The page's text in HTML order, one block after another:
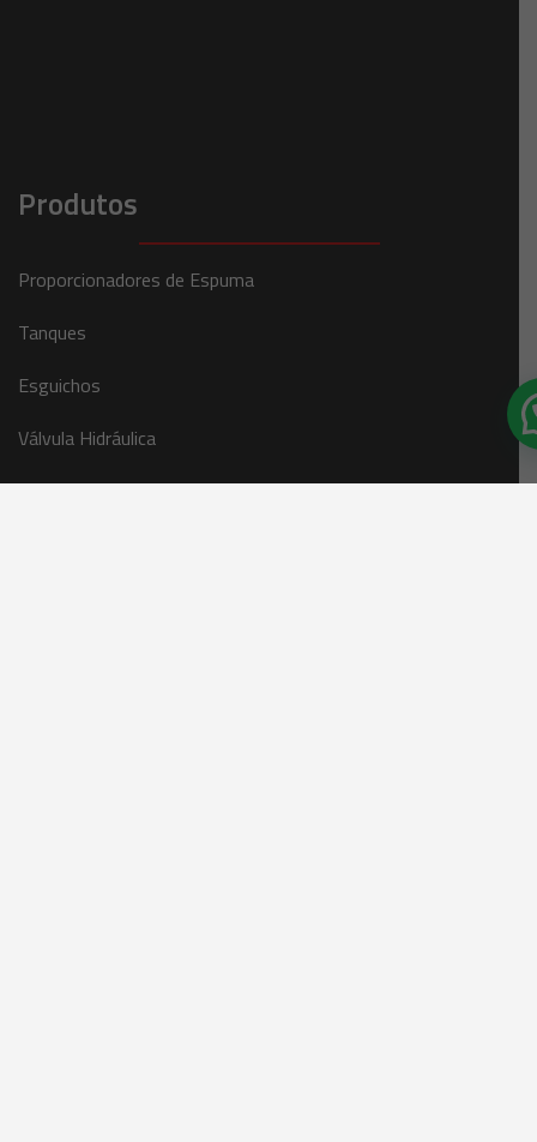
Produtos
Proporcionadores de Espuma
Tanques
Esguichos
Válvula Hidráulica
Linha Hidráulica